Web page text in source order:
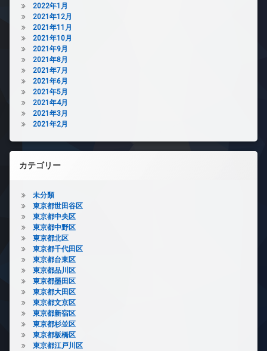
2022年1月
2021年12月
2021年11月
2021年10月
2021年9月
2021年8月
2021年7月
2021年6月
2021年5月
2021年4月
2021年3月
2021年2月
カテゴリー
未分類
東京都世田谷区
東京都中央区
東京都中野区
東京都北区
東京都千代田区
東京都台東区
東京都品川区
東京都墨田区
東京都大田区
東京都文京区
東京都新宿区
東京都杉並区
東京都板橋区
東京都江戸川区